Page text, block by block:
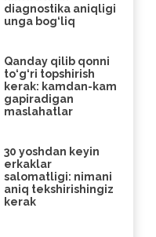
diagnostika aniqligi
unga bog‘liq
Qanday qilib qonni
to‘g‘ri topshirish
kerak: kamdan-kam
gapiradigan
maslahatlar
30 yoshdan keyin
erkaklar
salomatligi: nimani
aniq tekshirishingiz
kerak